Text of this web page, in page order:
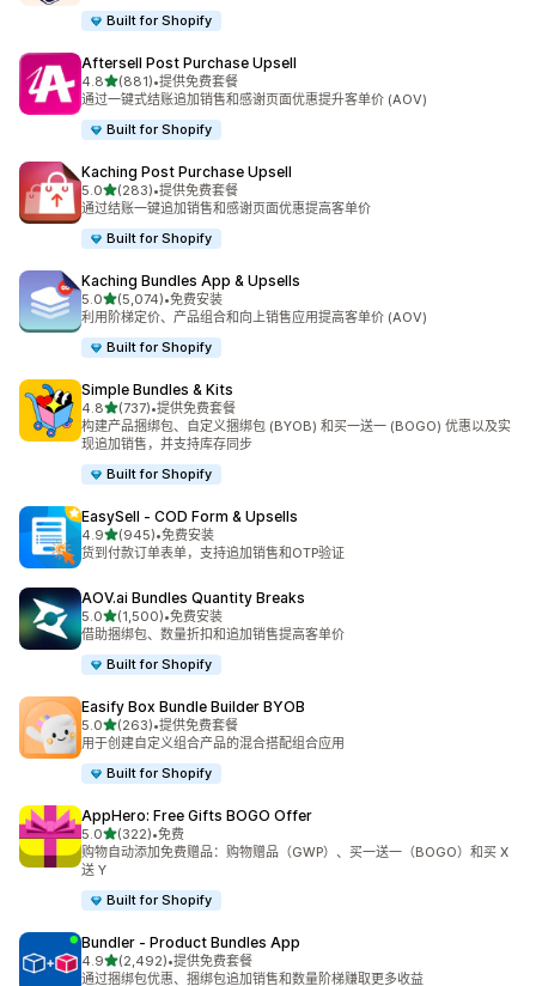
Built for Shopify
Aftersell Post Purchase Upsell
4.8星（满分 5 星）
(881)
总共 881 条评论
•提供免费套餐
通过一键式结账追加销售和感谢页面优惠提升客单价 (AOV)
Built for Shopify
Kaching Post Purchase Upsell
5.0星（满分 5 星）
(283)
总共 283 条评论
•提供免费套餐
通过结账一键追加销售和感谢页面优惠提高客单价
Built for Shopify
Kaching Bundles App & Upsells
5.0星（满分 5 星）
(5,074)
总共 5074 条评论
•免费安装
利用阶梯定价、产品组合和向上销售应用提高客单价 (AOV)
Built for Shopify
Simple Bundles & Kits
4.8星（满分 5 星）
(737)
总共 737 条评论
•提供免费套餐
构建产品捆绑包、自定义捆绑包 (BYOB) 和买一送一 (BOGO) 优惠以及实
现追加销售，并支持库存同步
Built for Shopify
EasySell ‑ COD Form & Upsells
4.9星（满分 5 星）
(945)
总共 945 条评论
•免费安装
货到付款订单表单，支持追加销售和OTP验证
AOV.ai Bundles Quantity Breaks
5.0星（满分 5 星）
(1,500)
总共 1500 条评论
•免费安装
借助捆绑包、数量折扣和追加销售提高客单价
Built for Shopify
Easify Box Bundle Builder BYOB
5.0星（满分 5 星）
(263)
总共 263 条评论
•提供免费套餐
用于创建自定义组合产品的混合搭配组合应用
Built for Shopify
AppHero: Free Gifts BOGO Offer
5.0星（满分 5 星）
(322)
总共 322 条评论
•免费
购物自动添加免费赠品：购物赠品（GWP）、买一送一（BOGO）和买 X
送 Y
Built for Shopify
Bundler ‑ Product Bundles App
4.9星（满分 5 星）
(2,492)
总共 2492 条评论
•提供免费套餐
通过捆绑包优惠、捆绑包追加销售和数量阶梯赚取更多收益